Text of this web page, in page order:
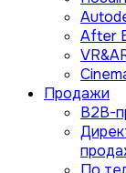
After
Продажи
B2B-